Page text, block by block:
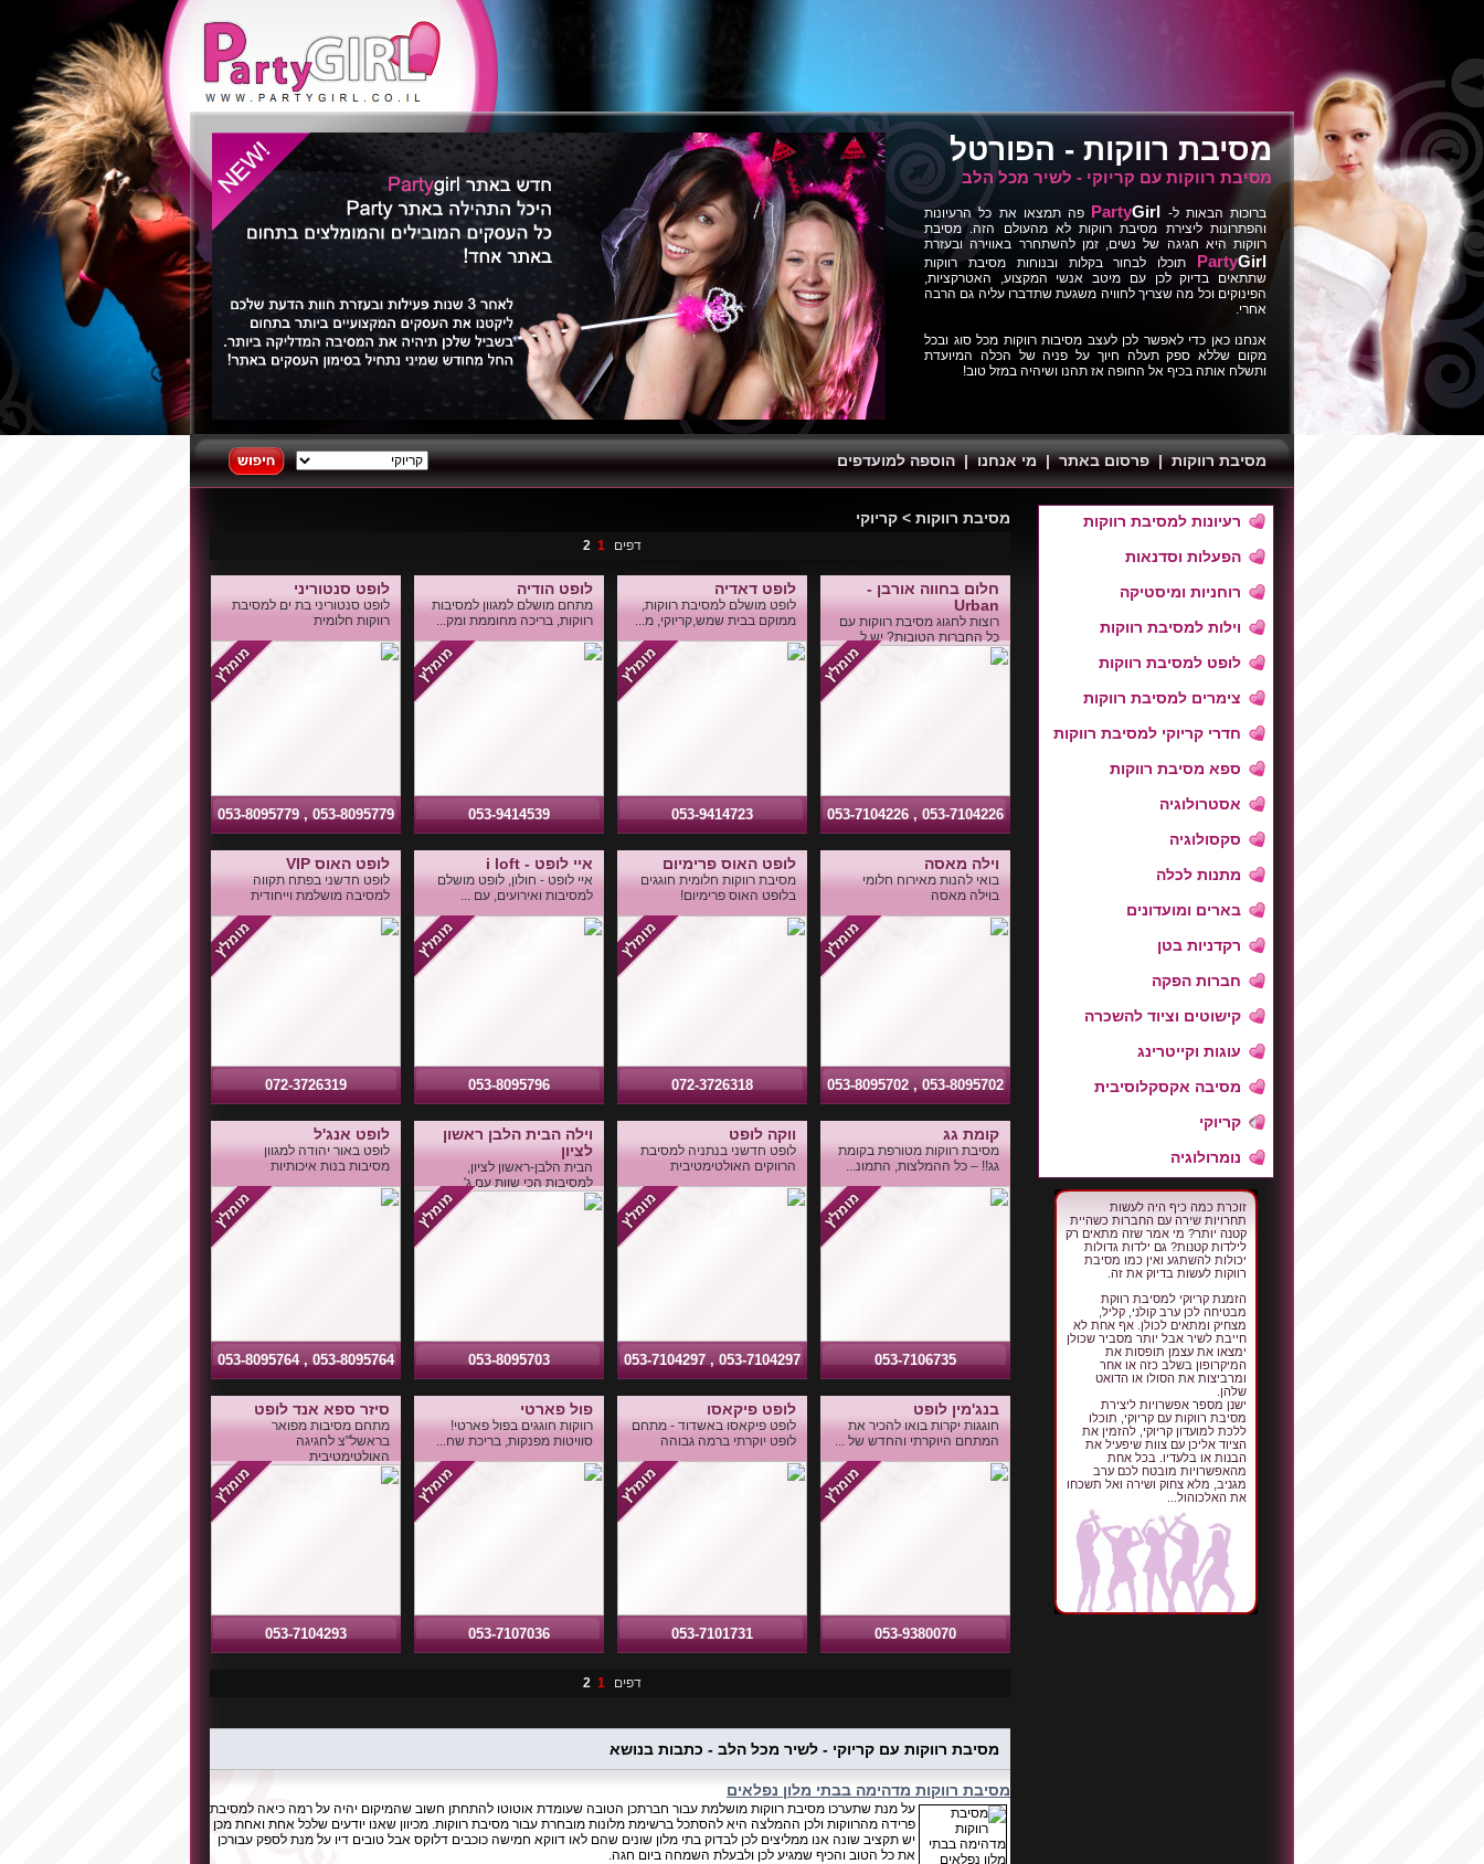
מסיבת רווקות - הפורטל
מסיבת רווקות עם קריוקי - לשיר מכל הלב
ברוכות הבאות ל- PartyGirl
פה תמצאו את כל הרעיונות
והפתרונות ליצירת מסיבת רווקות לא מהעולם הזה. מסיבת
רווקות היא חגיגה של נשים, זמן להשתחרר באווירה ובעזרת
PartyGirl
תוכלו לבחור בקלות ובנוחות מסיבת רווקות
שתתאים בדיוק לכן עם מיטב אנשי המקצוע, האטרקציות,
הפינוקים וכל מה שצריך לחוויה משגעת שתדברו עליה גם הרבה
אחרי.
אנחנו כאן כדי לאפשר לכן לעצב מסיבות רווקות מכל סוג ובכל
מקום שללא ספק תעלה חיוך על פניה של הכלה המיועדת
ותשלח אותה בכיף אל החופה אז תהנו ושיהיה במזל טוב!
מסיבת רווקות|פרסום באתר|מי אנחנו|הוספה למועדפים
רעיונות למסיבת רווקות
הפעלות וסדנאות
רוחניות ומיסטיקה
וילות למסיבת רווקות
לופט למסיבת רווקות
צימרים למסיבת רווקות
חדרי קריוקי למסיבת רווקות
ספא מסיבת רווקות
אסטרולוגיה
סקסולוגיה
מתנות לכלה
בארים ומועדונים
רקדניות בטן
חברות הפקה
קישוטים וציוד להשכרה
עוגות וקייטרינג
מסיבה אקסקלוסיבית
קריוקי
נומרולוגיה
זוכרת כמה כיף היה לעשות
תחרויות שירה עם החברות כשהיית
קטנה יותר? מי אמר שזה מתאים רק
לילדות קטנות? גם ילדות גדולות
יכולות להשתגע ואין כמו מסיבת
רווקות לעשות בדיוק את זה.
הזמנת קריוקי למסיבת רווקת
מבטיחה לכן ערב קולני, קליל,
מצחיק ומתאים לכולן. אף אחת לא
חייבת לשיר אבל יותר מסביר שכולן
ימצאו את עצמן תופסות את
המיקרופון בשלב כזה או אחר
ומרביצות את הסולו או הדואט
שלהן.
ישנן מספר אפשרויות ליצירת
מסיבת רווקות עם קריוקי, תוכלו
ללכת למועדון קריוקי, להזמין את
הציוד אליכן עם צוות שיפעיל את
הבנות או בלעדיו. בכל אחת
מהאפשרויות מובטח לכם ערב
מגניב, מלא צחוק ושירה ואל תשכחו
את האלכוהול...
מסיבת רווקות > קריוקי
דפים 1
2
חלום בחווה אורבן -
Urban
רוצות לחגוג מסיבת רווקות עם
כל החברות הטובות? יש ל...
053-7104226 , 053-7104226
לופט דאדיה
לופט מושלם למסיבת רווקות,
ממוקם בבית שמש,קריוקי, מ...
053-9414723
לופט הודיה
מתחם מושלם למגוון למסיבות
רווקות, בריכה מחוממת ומק...
053-9414539
לופט סנטוריני
לופט סנטוריני בת ים למסיבת
רווקות חלומית
053-8095779 , 053-8095779
וילה מאסה
בואי להנות מאירוח חלומי
בוילה מאסה
053-8095702 , 053-8095702
לופט האוס פרימיום
מסיבת רווקות חלומית חוגגים
בלופט האוס פרימיום!
072-3726318
איי לופט - i loft
איי לופט - חולון, לופט מושלם
למסיבות ואירועים, עם ...
053-8095796
לופט האוס VIP
לופט חדשני בפתח תקווה
למסיבה מושלמת וייחודית
072-3726319
קומת גג
מסיבת רווקות מטורפת בקומת
גג!! – כל ההמלצות, התמונ...
053-7106735
ווקה לופט
לופט חדשני בנתניה למסיבת
הרווקים האולטימטיבית
053-7104297 , 053-7104297
וילה הבית הלבן ראשון
לציון
הבית הלבן-ראשון לציון,
למסיבות הכי שוות עם ג'...
053-8095703
לופט אנג'ל
לופט באור יהודה למגוון
מסיבות בנות איכותיות
053-8095764 , 053-8095764
בנג'מין לופט
חוגגות יקרות בואו להכיר את
המתחם היוקרתי והחדש של ...
053-9380070
לופט פיקאסו
לופט פיקאסו באשדוד - מתחם
לופט יוקרתי ברמה גבוהה
053-7101731
פול פארטי
רווקות חוגגים בפול פארטי!
סוויטות מפנקות, בריכת שח...
053-7107036
סיזר ספא אנד לופט
מתחם מסיבות מפואר
בראשל"צ לחגיגה
האולטימטיבית
053-7104293
דפים 1
2
מסיבת רווקות עם קריוקי - לשיר מכל הלב - כתבות בנושא
מסיבת רווקות מדהימה בבתי מלון נפלאים
על מנת שתערכו מסיבת רווקות מושלמת עבור חברתכן הטובה שעומדת אוטוטו להתחתן חשוב שהמיקום יהיה על רמה כיאה למסיבת
פרידה מהרווקות ולכן ההמלצה היא להסתכל ברשימת מלונות מובחרת עבור מסיבת רווקות. מכיוון שאנו יודעים שלכל אחת ואחת מכן
יש תקציב שונה אנו ממליצים לכן לבדוק בתי מלון שונים שהם לאו דווקא חמישה כוכבים דלוקס אבל טובים דיו על מנת לספק עבורכן
את כל הטוב והכיף שמגיע לכן ולבעלת השמחה ביום חגה.